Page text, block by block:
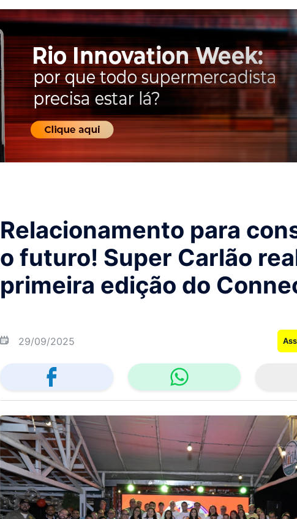
Relacionamento para
o futuro! Super Carlão
primeira edição do
29/09/2025